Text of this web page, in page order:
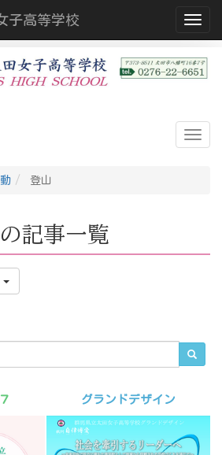
子高等学校
登山
記事一覧
グランドデザイン